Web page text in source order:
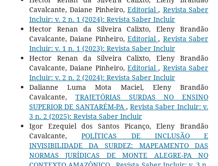
Cavalcante, Daiane Pinheiro, Editorial, Revista Saber
Incluir: v. 2 n. 1 (2024): Revista Saber Incluir
Hector Renan da Silveira Calixto, Eleny Brandão
Cavalcante, Daiane Pinheiro, Editorial, Revista Saber
Incluir: v. 1 n. 1 (2023): Revista Saber Incluir
Hector Renan da Silveira Calixto, Eleny Brandão
Cavalcante, Daiane Pinheiro, Editorial, Revista Saber
Incluir: v. 2 n. 2 (2024): Revista Saber Incluir
Dalianne Luma Mota Maciel, Eleny Brandão
Cavalcante, TRAJETÓRIAS SURDAS NO ENSINO
SUPERIOR DE SANTARÉM-PA ,Revista Saber Incluir: v.
3 n. 2 (2025): Revista Saber Incluir
Igor Ezequiel dos Santos Picanço, Eleny Brandão
Cavalcante,POLÍTICAS DE INCLUSÃO E
INVISIBILIDADE DA SURDEZ: MAPEAMENTO DAS
NORMAS JURÍDICAS DE MONTE ALEGRE-PA NO